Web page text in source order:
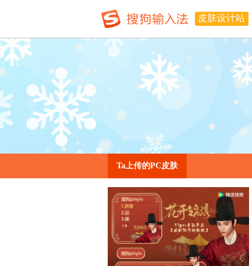
皮肤设计站
Ta上传的PC皮肤